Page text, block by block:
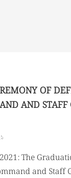
OF
AND
The
and Staff